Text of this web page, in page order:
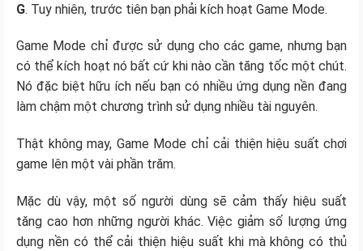
G. Tuy nhiên, trước tiên bạn phải kích hoạt Game Mode.
Game Mode chỉ được sử dụng cho các game, nhưng bạn
có thể kích hoạt nó bất cứ khi nào cần tăng tốc một chút.
Nó đặc biệt hữu ích nếu bạn có nhiều ứng dụng nền đang
làm chậm một chương trình sử dụng nhiều tài nguyên.
Thật không may, Game Mode chỉ cải thiện hiệu suất chơi
game lên một vài phần trăm.
Mặc dù vậy, một số người dùng sẽ cảm thấy hiệu suất
tăng cao hơn những người khác. Việc giảm số lượng ứng
dụng nền có thể cải thiện hiệu suất khi mà không có thủ